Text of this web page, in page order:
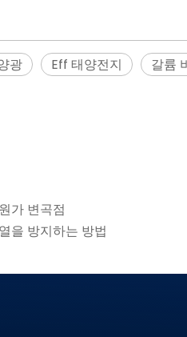
광 Eff 태양전지 갈륨
가 변곡점
을 방지하는 방법